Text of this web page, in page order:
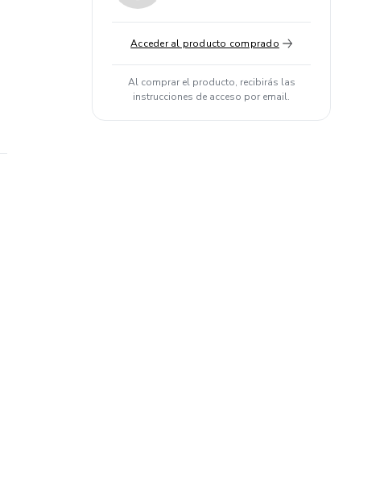
Acceder al producto comprado
Al comprar el producto, recibirás las
instrucciones de acceso por email.